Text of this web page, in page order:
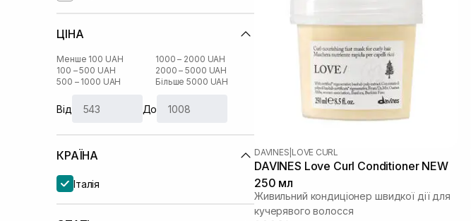
ЦІНА
Менше 100 UAH
100 – 500 UAH
500 – 1000 UAH
1000 – 2000 UAH
2000 – 5000 UAH
Більше 5000 UAH
Від До
КРАЇНА
Італія
DAVINES LOVE CURL
DAVINES Love Curl Conditioner NEW
250 мл
Живильний кондиціонер швидкої дії для
кучерявого волосся